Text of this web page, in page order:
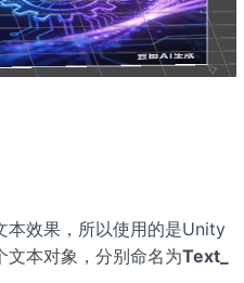
本效果，所以使用的是Unity
文本对象，分别命名为Text_